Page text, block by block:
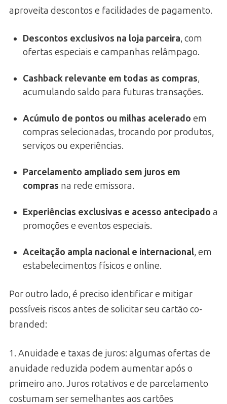
aproveita descontos e facilidades de pagamento.
Descontos exclusivos na loja parceira, com
ofertas especiais e campanhas relâmpago.
Cashback relevante em todas as compras,
acumulando saldo para futuras transações.
Acúmulo de pontos ou milhas acelerado em
compras selecionadas, trocando por produtos,
serviços ou experiências.
Parcelamento ampliado sem juros em
compras na rede emissora.
Experiências exclusivas e acesso antecipado a
promoções e eventos especiais.
Aceitação ampla nacional e internacional, em
estabelecimentos físicos e online.
Por outro lado, é preciso identificar e mitigar
possíveis riscos antes de solicitar seu cartão co-
branded:
1. Anuidade e taxas de juros: algumas ofertas de
anuidade reduzida podem aumentar após o
primeiro ano. Juros rotativos e de parcelamento
costumam ser semelhantes aos cartões